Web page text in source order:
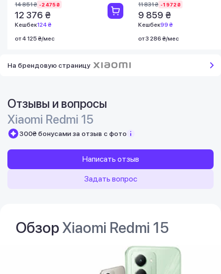
14 851 ₴ -2 475 ₴
12 376 ₴
Кешбек124 ₴
от 4 125 ₴/мес
11 831 ₴ -1 972 ₴
9 859 ₴
Кешбек99 ₴
от 3 286 ₴/мес
На брендовую страницу
Отзывы и вопросы
Xiaomi Redmi 15
300₴ бонусами за отзыв с фото
Написать отзыв
Задать вопрос
ОбзорXiaomi Redmi 15